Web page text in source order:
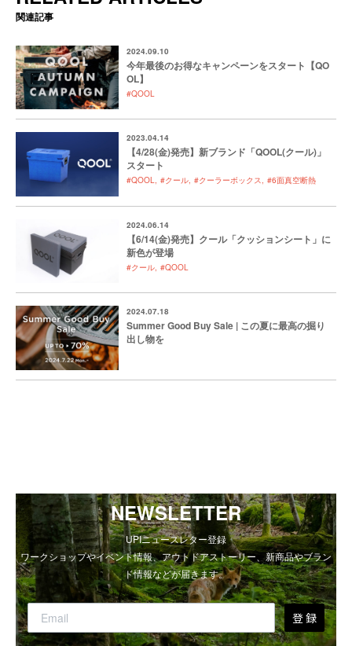
関連記事
2024.09.10
今年最後のお得なキャンペーンをスタート【QO
OL】
#QOOL
2023.04.14
【4/28(金)発売】新ブランド「QOOL(クール)」
スタート
#QOOL #クール #クーラーボックス #6面真空断熱
2024.06.14
【6/14(金)発売】クール「クッションシート」に
新色が登場
#クール #QOOL
2024.07.18
Summer Good Buy Sale | この夏に最高の掘り
出し物を
NEWSLETTER
UPIニュースレター登録
ワークショップやイベント情報、アウトドアストーリー、新商品やブラン
ド情報などが届きます。
登 録